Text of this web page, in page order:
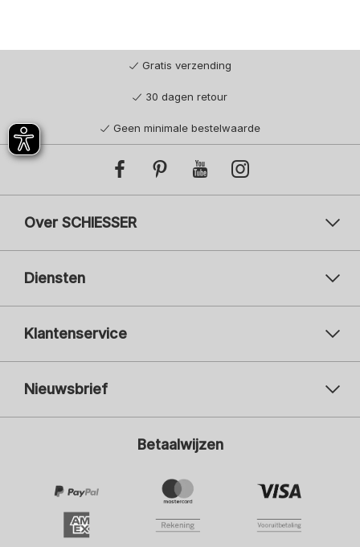
Gratis verzending
30 dagen retour
Geen minimale bestelwaarde
Over SCHIESSER
Diensten
Klantenservice
Nieuwsbrief
Ik ben geïnteresseerd in:
Herenmode
ADIDAS
Betaalwijzen